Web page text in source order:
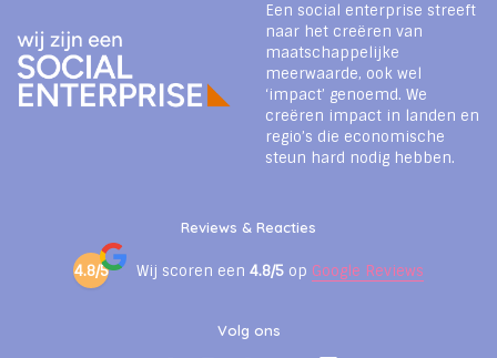
Een social enterprise streeft
naar het creëren van
maatschappelijke
meerwaarde, ook wel
‘impact’ genoemd. We
creëren impact in landen en
regio’s die economische
steun hard nodig hebben.
Reviews & Reacties
4.8/5 Wij scoren een 4.8/5 op Google Reviews
Volg ons